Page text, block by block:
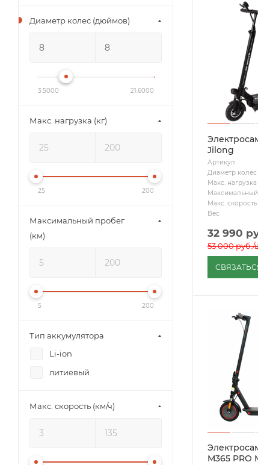
Jilong
Артикул
Диаметр колес
Макс. нагрузка
Макс. скорость
Вес
32 990
53 000руб./
M365 PRO
Диаметр колес (дюймов)
3.5000 21.6000
Макс. нагрузка (кг)
25 200
Максимальный пробег
(км)
5 200
Тип аккумулятора
Li-ion
литиевый
Макс. скорость (км/ч)